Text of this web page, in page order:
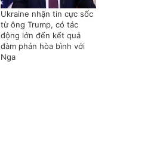
Ukraine nhận tin cực sốc
từ ông Trump, có tác
động lớn đến kết quả
đàm phán hòa bình với
Nga